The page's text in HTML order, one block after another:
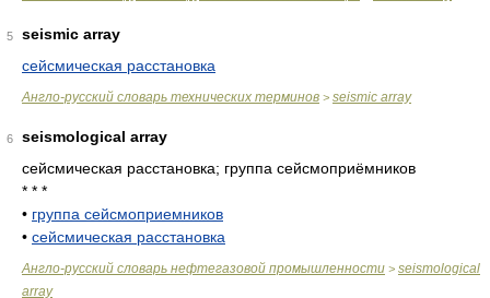
5
seismic array
сейсмическая расстановка
Англо-русский словарь технических терминов > seismic array
6
seismological array
сейсмическая расстановка; группа сейсмоприёмников
* * *
• группа сейсмоприемников
• сейсмическая расстановка
Англо-русский словарь нефтегазовой промышленности > seismological
array